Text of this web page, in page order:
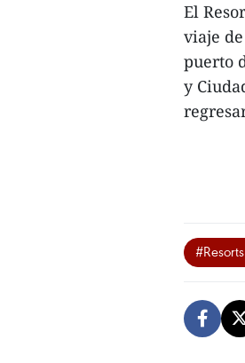
El
viaje
puerto
y